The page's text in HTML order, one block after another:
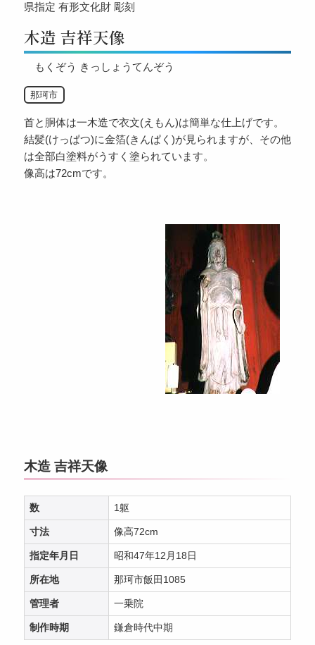
県指定 有形文化財 彫刻
木造 吉祥天像
もくぞう きっしょうてんぞう
那珂市
首と胴体は一木造で衣文(えもん)は簡単な仕上げです。
結髪(けっぱつ)に金箔(きんぱく)が見られますが、その他
は全部白塗料がうすく塗られています。
像高は72cmです。
木造 吉祥天像
数 1躯
寸法 像高72cm
指定年月日 昭和47年12月18日
所在地 那珂市飯田1085
管理者 一乗院
制作時期 鎌倉時代中期